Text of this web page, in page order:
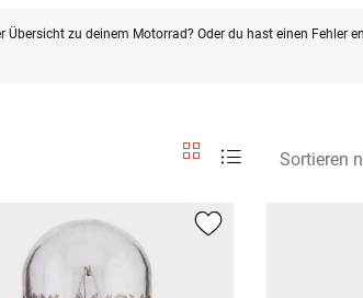
Übersicht zu deinem Motorrad? Oder du hast einen Fehler
Sortieren